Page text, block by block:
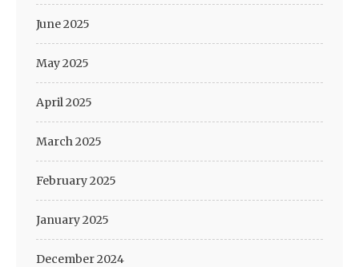
June 2025
May 2025
April 2025
March 2025
February 2025
January 2025
December 2024